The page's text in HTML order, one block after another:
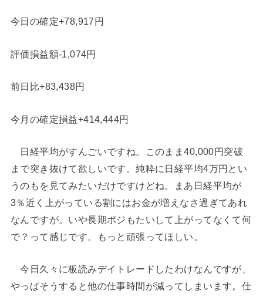
今日の確定+78,917円
評価損益額-1,074円
前日比+83,438円
今月の確定損益+414,444円
日経平均がすんごいですね。このまま40,000円突破
まで突き抜けて欲しいです。純粋に日経平均4万円とい
うのもを見てみたいだけですけどね。まあ日経平均が
3％近く上がっている割にはお金が増えなさ過ぎてあれ
なんですが。いや長期ポジもたいして上がってなくて何
で？って感じです。もっと頑張ってほしい。
今日久々に板読みデイトレードしたわけなんですが、
やっぱそうすると他の仕事時間が減ってしまいます。仕